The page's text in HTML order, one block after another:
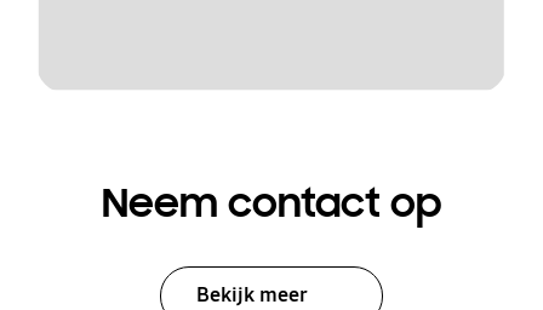
Neem contact op
Bekijk meer